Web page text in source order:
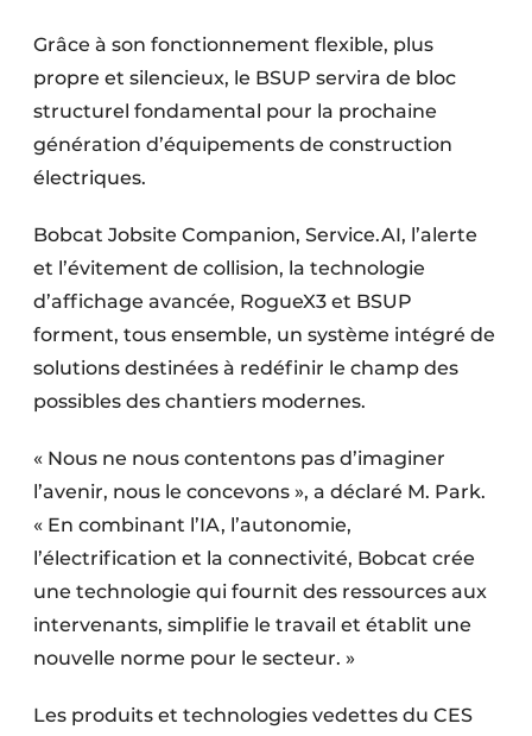
Grâce à son fonctionnement flexible, plus
propre et silencieux, le BSUP servira de bloc
structurel fondamental pour la prochaine
génération d’équipements de construction
électriques.
Bobcat Jobsite Companion, Service.AI, l’alerte
et l’évitement de collision, la technologie
d’affichage avancée, RogueX3 et BSUP
forment, tous ensemble, un système intégré de
solutions destinées à redéfinir le champ des
possibles des chantiers modernes.
« Nous ne nous contentons pas d’imaginer
l’avenir, nous le concevons », a déclaré M. Park.
« En combinant l’IA, l’autonomie,
l’électrification et la connectivité, Bobcat crée
une technologie qui fournit des ressources aux
intervenants, simplifie le travail et établit une
nouvelle norme pour le secteur. »
Les produits et technologies vedettes du CES